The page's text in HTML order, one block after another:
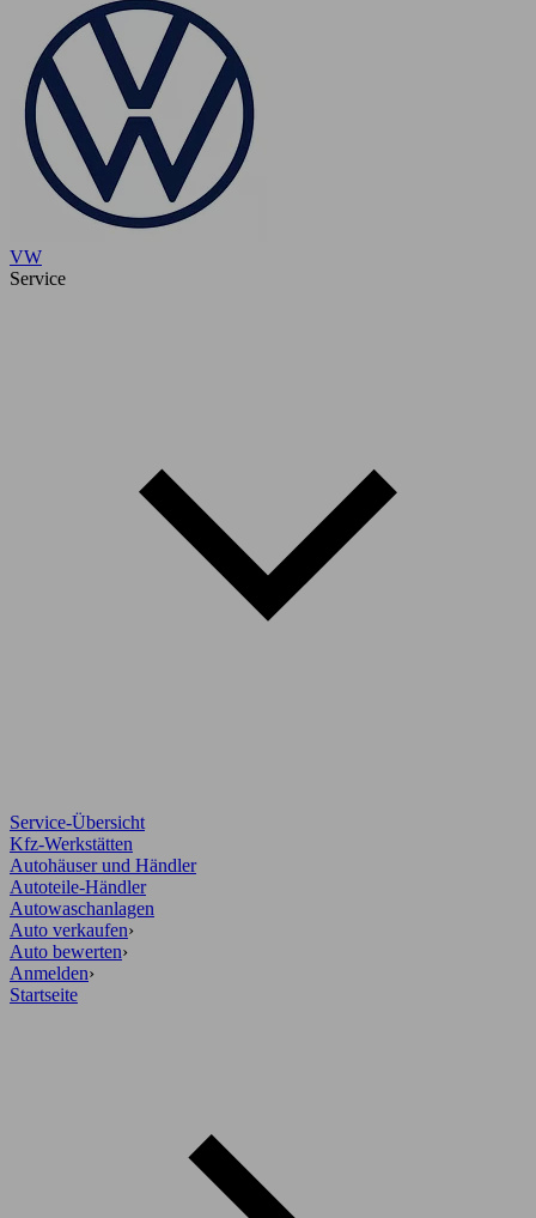
VW
Service
Service-Übersicht
Kfz-Werkstätten
Autohäuser und Händler
Autoteile-Händler
Autowaschanlagen
Auto verkaufen›
Auto bewerten›
Anmelden›
Startseite